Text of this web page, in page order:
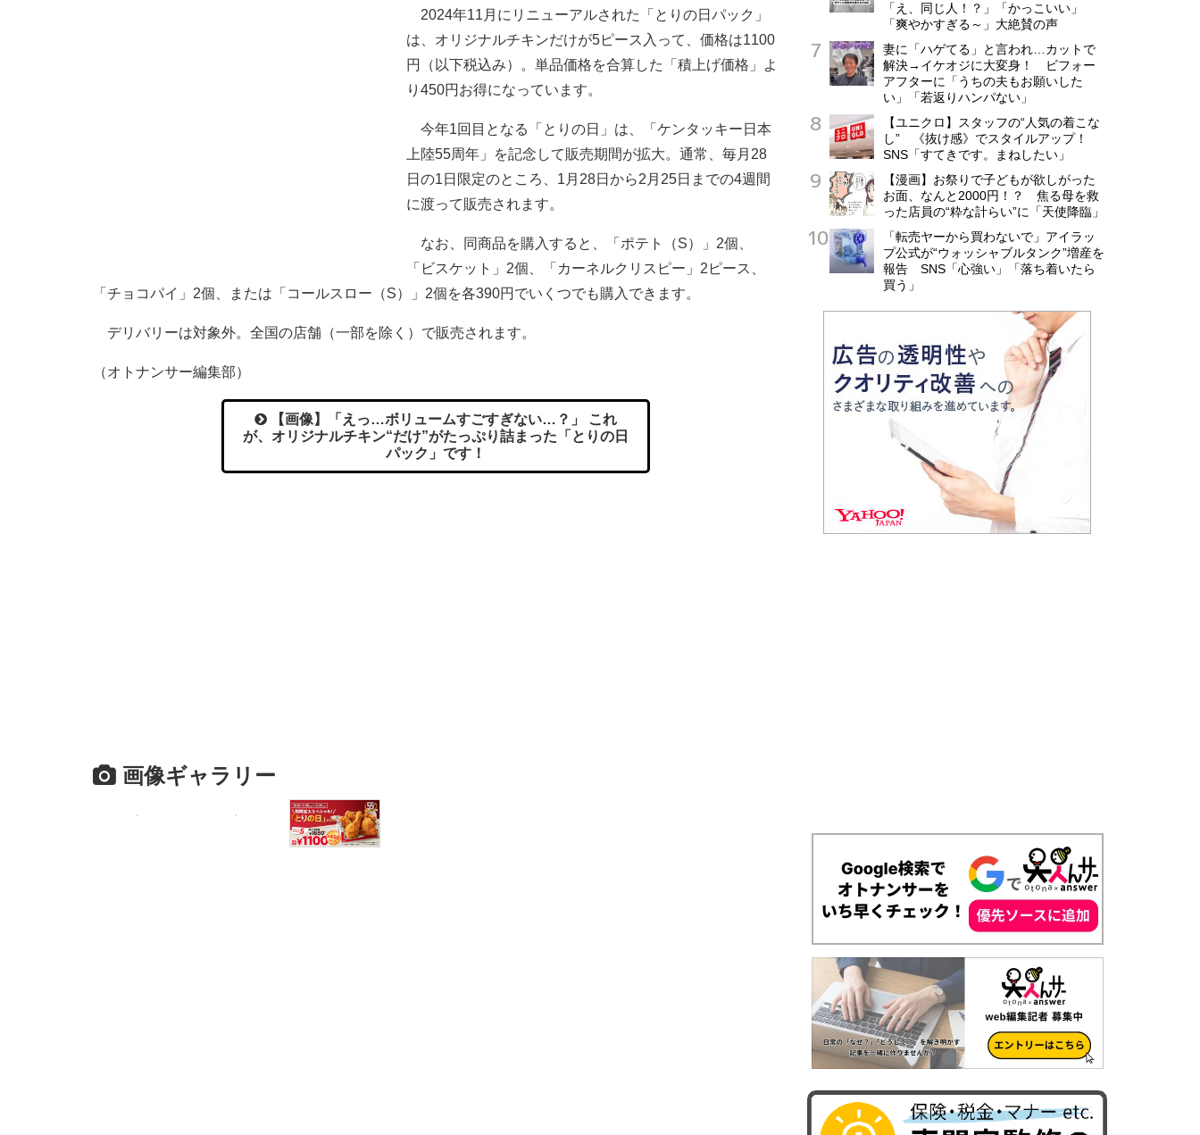
2024年11月にリニューアルされた「とりの日パック」
は、オリジナルチキンだけが5ピース入って、価格は1100
円（以下税込み）。単品価格を合算した「積上げ価格」よ
り450円お得になっています。
今年1回目となる「とりの日」は、「ケンタッキー日本
上陸55周年」を記念して販売期間が拡大。通常、毎月28
日の1日限定のところ、1月28日から2月25日までの4週間
に渡って販売されます。
なお、同商品を購入すると、「ポテト（S）」2個、
「ビスケット」2個、「カーネルクリスピー」2ピース、
「チョコパイ」2個、または「コールスロー（S）」2個を各390円でいくつでも購入できます。
デリバリーは対象外。全国の店舗（一部を除く）で販売されます。
（オトナンサー編集部）
【画像】「えっ…ボリュームすごすぎない…？」 これ
が、オリジナルチキン“だけ”がたっぷり詰まった「とりの日
パック」です！
画像ギャラリー
「え、同じ人！？」「かっこいい」
「爽やかすぎる～」大絶賛の声
妻に「ハゲてる」と言われ…カットで
解決→イケオジに大変身！ ビフォー
アフターに「うちの夫もお願いした
い」「若返りハンパない」
【ユニクロ】スタッフの“人気の着こな
し” 《抜け感》でスタイルアップ！
SNS「すてきです。まねしたい」
【漫画】お祭りで子どもが欲しがった
お面、なんと2000円！？ 焦る母を救
った店員の“粋な計らい”に「天使降臨」
「転売ヤーから買わないで」アイラッ
プ公式が“ウォッシャブルタンク”増産を
報告 SNS「心強い」「落ち着いたら
買う」